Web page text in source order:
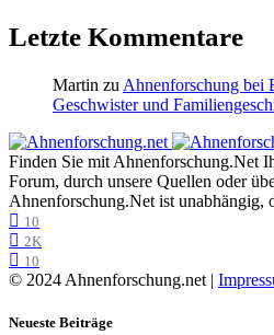
Letzte Kommentare
Martin zu Ahnenforschung bei
Geschwister und
Finden Sie mit Ahnenforschung.Net
Forum, durch unsere Quellen oder
Ahnenforschung.Net ist unabhängig,
10
2K
10
© 2024 Ahnenforschung.net |
Neueste Beiträge